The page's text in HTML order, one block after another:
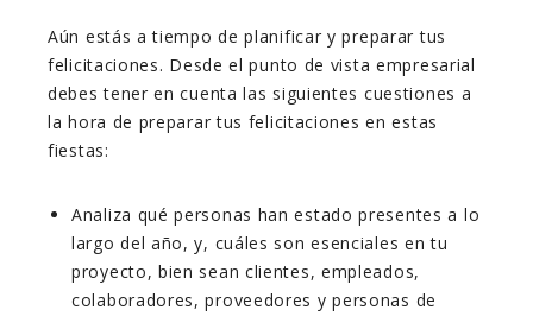
Aún estás a tiempo de planificar y preparar tus
felicitaciones. Desde el punto de vista empresarial
debes tener en cuenta las siguientes cuestiones a
la hora de preparar tus felicitaciones en estas
fiestas:
Analiza qué personas han estado presentes a lo
largo del año, y, cuáles son esenciales en tu
proyecto, bien sean clientes, empleados,
colaboradores, proveedores y personas de